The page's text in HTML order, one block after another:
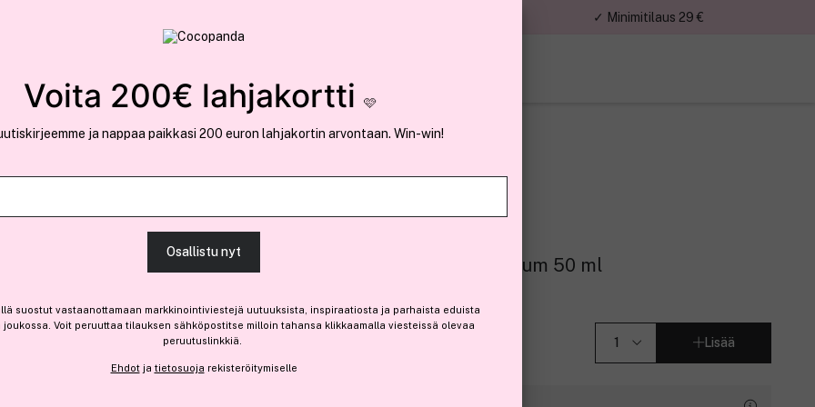
✓ Minimitilaus 29 €
Calvin Klein
Eternity Man Amber Essence Eau De Parfum 50 ml
Vain 4 varastossa
65,90 € Lisää
Voita 200€ lahjakortti 🩷
ja nappaa paikkasi 200 euron lahjakortin arvontaan. Win-win!
Osallistu nyt
suostut vastaanottamaan markkinointiviestejä uutuuksista, inspiraatiosta ja parhaista eduista
joukossa. Voit peruuttaa tilauksen sähköpostitse milloin tahansa klikkaamalla viesteissä olevaa
peruutuslinkkiä.
Ehdotja tietosuoja rekisteröitymiselle